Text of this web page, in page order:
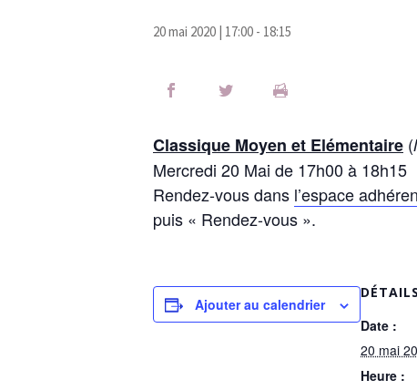
20 mai 2020 | 17:00 - 18:15
Classique Moyen et Elémentaire (
Mercredi 20 Mai de 17h00 à 18h15
Rendez-vous dans l’espace
puis « Rendez-vous ».
Ajouter au calendrier
DÉTAILS
Date :
20 mai
Heure :